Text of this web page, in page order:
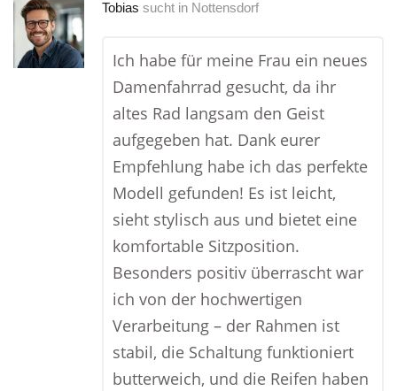
Tobias sucht in Nottensdorf
Ich habe für meine Frau ein neues
Damenfahrrad gesucht, da ihr
altes Rad langsam den Geist
aufgegeben hat. Dank eurer
Empfehlung habe ich das perfekte
Modell gefunden! Es ist leicht,
sieht stylisch aus und bietet eine
komfortable Sitzposition.
Besonders positiv überrascht war
ich von der hochwertigen
Verarbeitung – der Rahmen ist
stabil, die Schaltung funktioniert
butterweich, und die Reifen haben